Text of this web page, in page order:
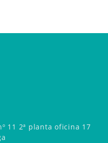
11 2ª planta oficina 17